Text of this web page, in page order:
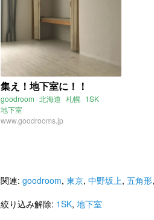
集え！地下室に！！
goodroom 北海道 札幌 1SK
地下室
www.goodrooms.jp
関連: goodroom, 東京, 中野坂上, 五角形,
絞り込み解除: 1SK, 地下室